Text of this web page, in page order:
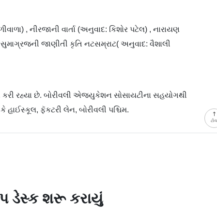
, નીરજાની વાર્તા (અનુવાદ: કિશોર પટેલ) , નારાયણ
જાણીતી કૃતિ નટસમ્રાટ( અનુવાદ: વૈશાલી
રહ્યા છે. બોરીવલી એજ્યુકેશન સોસાયટીના સહયોગથી
ફૅકટરી લેન, બોરીવલી પશ્ચિમ.
ડેસ્ક શરૂ કરાયું